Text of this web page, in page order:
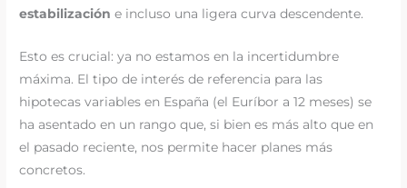
estabilización e incluso una ligera curva descendente.
Esto es crucial: ya no estamos en la incertidumbre
máxima. El tipo de interés de referencia para las
hipotecas variables en España (el Euríbor a 12 meses) se
ha asentado en un rango que, si bien es más alto que en
el pasado reciente, nos permite hacer planes más
concretos.